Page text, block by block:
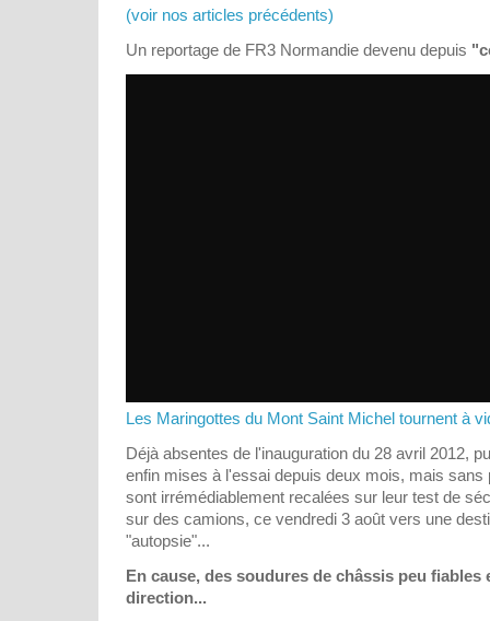
(voir nos articles précédents)
Un reportage de FR3 Normandie devenu depuis
Les Maringottes du Mont Saint Michel tournent à
Déjà absentes de l'inauguration du 28 avril 2012,
enfin mises à l'essai depuis deux mois, mais sans
sont irrémédiablement recalées sur leur test de
sur des camions, ce vendredi 3 août vers une
"autopsie"...
En cause, des soudures de châssis peu fiables
direction...